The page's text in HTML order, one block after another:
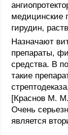
медицинские
гирудин,
Назначают
препараты,
средства. В
такие
[Краснов М.
Очень
является